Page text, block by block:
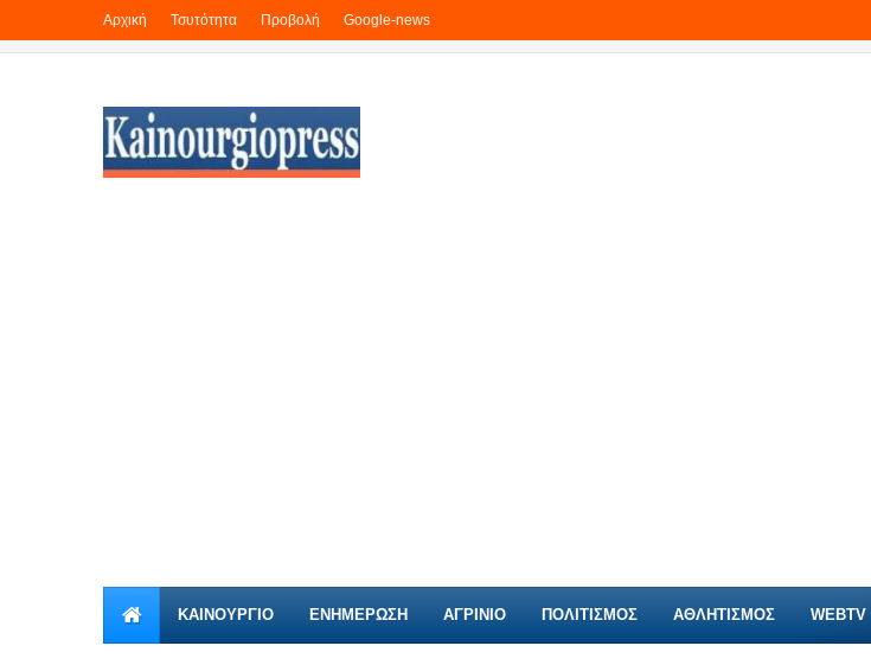
Αρχική Τσυτότητα Προβολή Google-news
ΚΑΙΝΟΎΡΓΙΟ ΕΝΗΜΕΡΩΣΗ ΑΓΡΙΝΙΟ ΠΟΛΙΤΙΣΜΟΣ ΑΘΛΗΤΙΣΜΟΣ WEBTV